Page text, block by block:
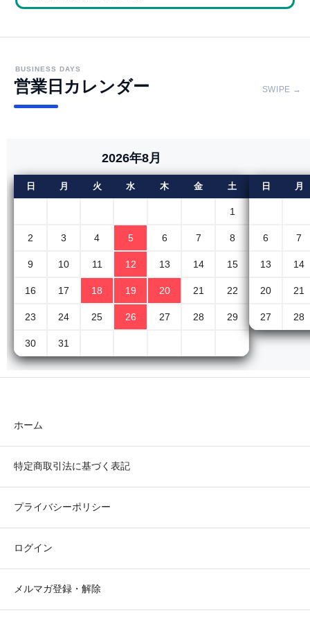
BUSINESS DAYS
営業日カレンダー SWIPE →
2026年8月
日 月 火 水 木 金 土
1
2 3 4 5 6 7 8
9 10 11 12 13 14 15
16 17 18 19 20 21 22
23 24 25 26 27 28 29
30 31
日 月
6 7
13 14
20 21
27 28
ホーム
特定商取引法に基づく表記
プライバシーポリシー
ログイン
メルマガ登録・解除